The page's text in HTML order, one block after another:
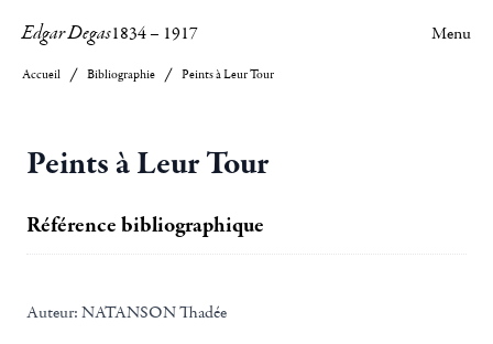
Edgar Degas1834– 1917 Menu
Accueil Bibliographie Peints à Leur Tour
Peints à Leur Tour
Référence bibliographique
Auteur: NATANSON Thadée